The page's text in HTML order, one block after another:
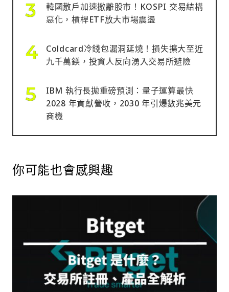
韓國散戶加速撤離股市！KOSPI 交易結構
惡化，槓桿ETF放大市場震盪
Coldcard冷錢包漏洞延燒！損失擴大至近
九千萬鎂，投資人反向湧入交易所避險
IBM 執行長拋重磅預測：量子運算最快
2028 年貢獻營收，2030 年引爆數兆美元
商機
你可能也會感興趣